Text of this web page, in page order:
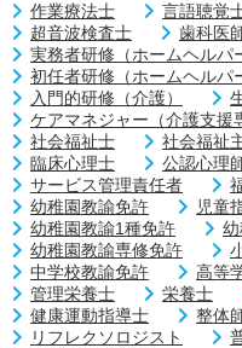
作業療法士
言語聴覚
超音波検査士
歯科医
実務者研修（ホームヘルパ
初任者研修（ホームヘルパ
入門的研修（介護）
ケアマネジャー（介護支援
社会福祉士
社会福祉
臨床心理士
公認心理
サービス管理責任者
幼稚園教諭免許
児童
幼稚園教諭1種免許
幼稚園教諭専修免許
中学校教諭免許
高等
管理栄養士
栄養士
健康運動指導士
整体
リフレクソロジスト